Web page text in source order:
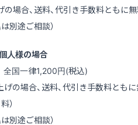
場合、送料、代引き手数料ともに無
は別途ご相談）
人様の場合
国一律1,200円(税込)
の場合、送料、代引き手数料とも
料）
は別途ご相談）